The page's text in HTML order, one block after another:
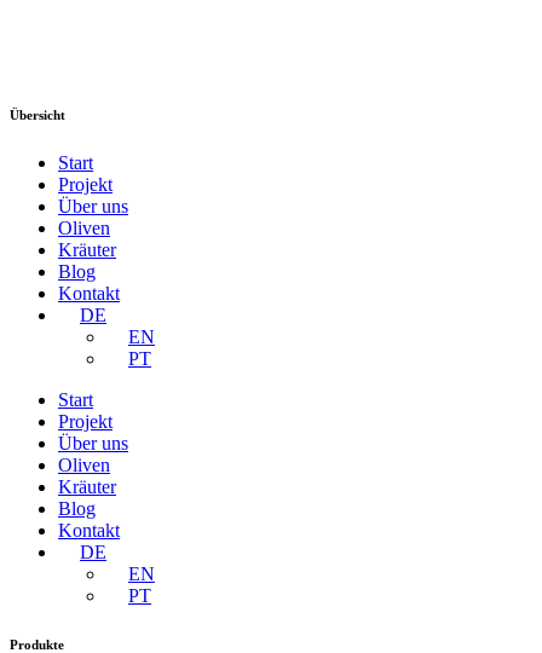
Übersicht
Start
Projekt
Über uns
Oliven
Kräuter
Blog
Kontakt
DE
EN
PT
Start
Projekt
Über uns
Oliven
Kräuter
Blog
Kontakt
DE
EN
PT
Produkte